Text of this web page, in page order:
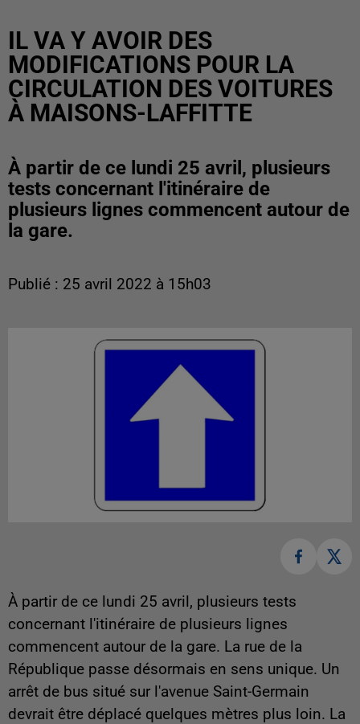
IL VA Y AVOIR DES
MODIFICATIONS POUR LA
CIRCULATION DES VOITURES
À MAISONS-LAFFITTE
À partir de ce lundi 25 avril, plusieurs
tests concernant l'itinéraire de
plusieurs lignes commencent autour de
la gare.
Publié : 25 avril 2022 à 15h03
À partir de ce lundi 25 avril, plusieurs tests
concernant l'itinéraire de plusieurs lignes
commencent autour de la gare. La rue de la
République passe désormais en sens unique. Un
arrêt de bus situé sur l'avenue Saint-Germain
devrait être déplacé quelques mètres plus loin. La